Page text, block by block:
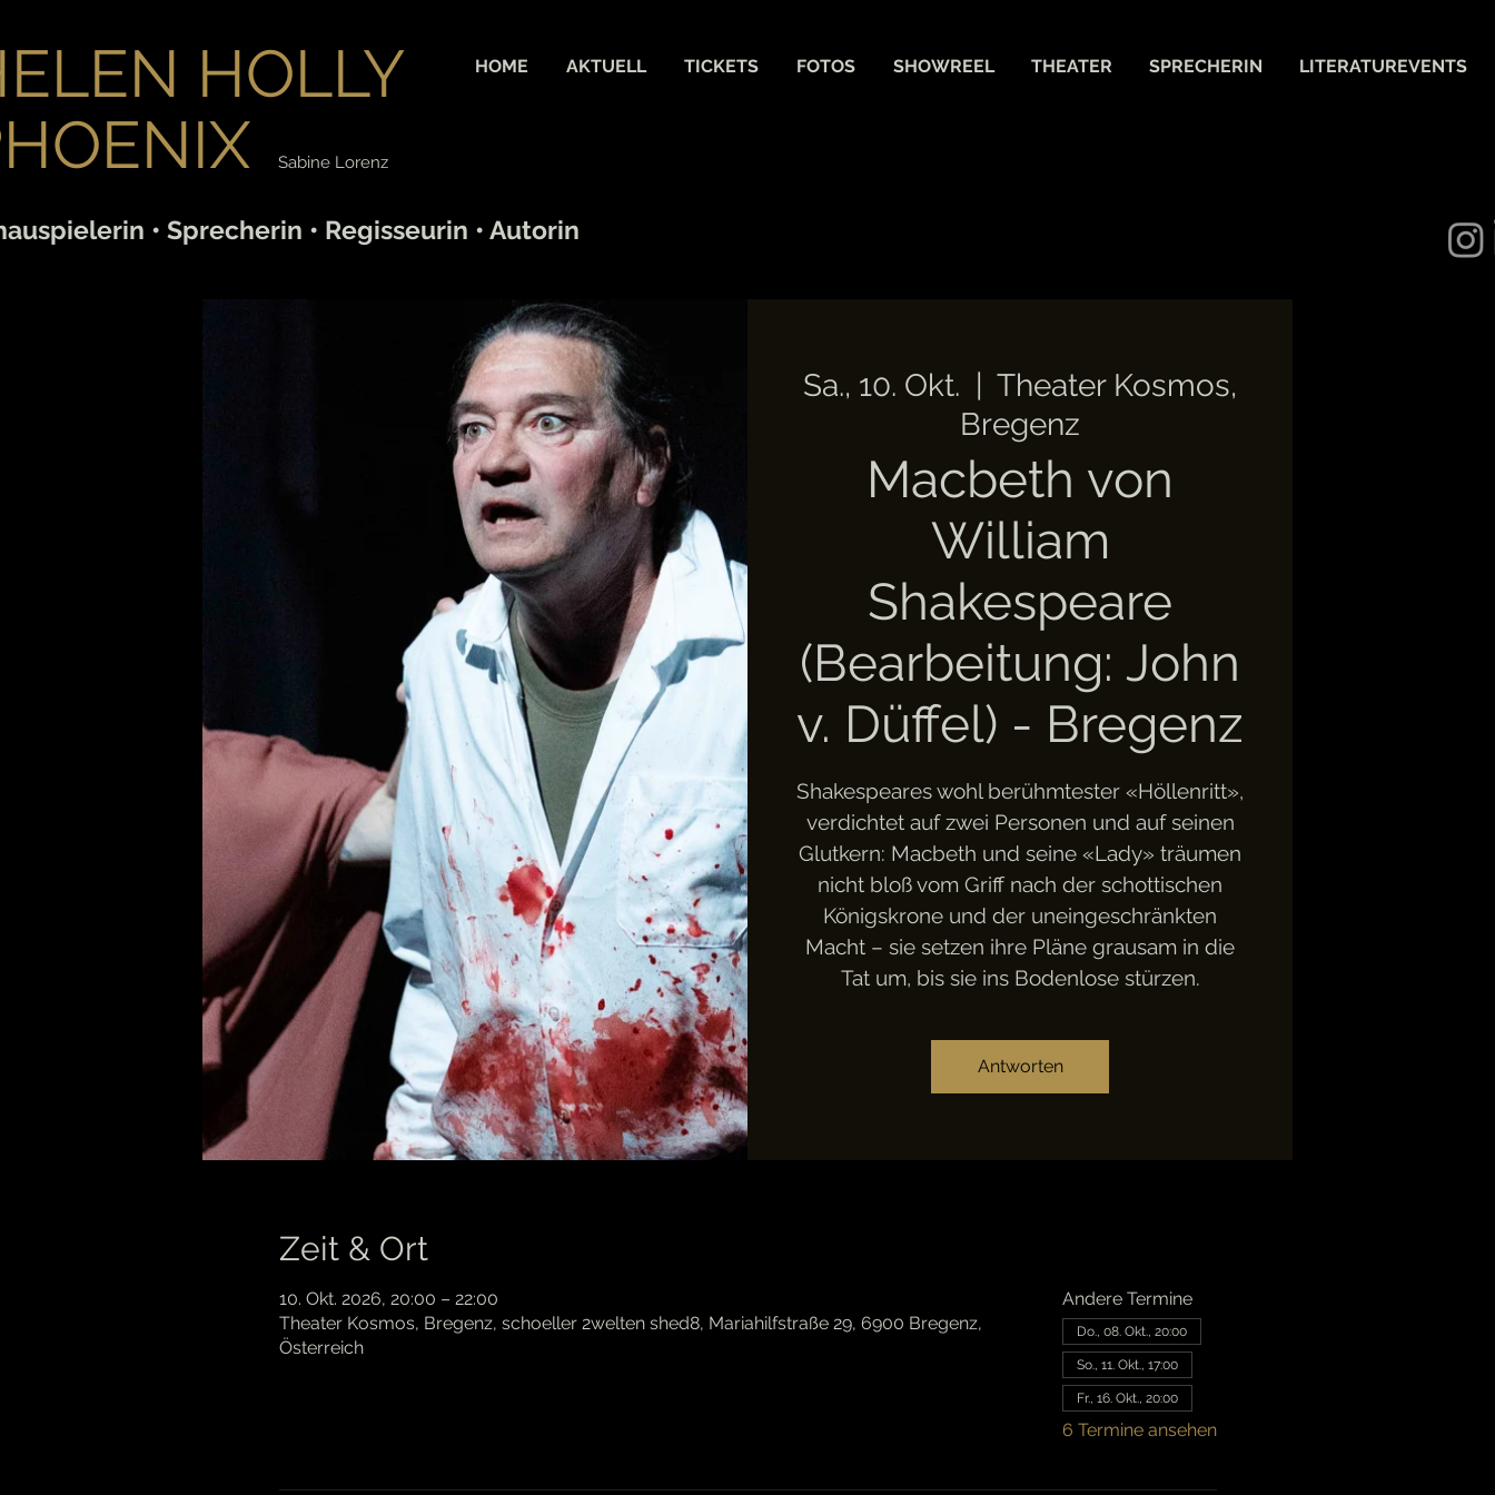
HOLLY
Sabine Lorenz
HOME AKTUELL TICKETS FOTOS SHOWREEL THEATER SPRECHERIN LITERATUREVENTS
• Sprecherin • Regisseurin • Autorin
Sa., 10. Okt.
  |
Theater Kosmos,
Bregenz
Macbeth von
William
Shakespeare
(Bearbeitung: John
v. Düffel) - Bregenz
Shakespeares wohl berühmtester «Höllenritt»,
verdichtet auf zwei Personen und auf seinen
Glutkern: Macbeth und seine «Lady» träumen
nicht bloß vom Griff nach der schottischen
Königskrone und der uneingeschränkten
Macht – sie setzen ihre Pläne grausam in die
Tat um, bis sie ins Bodenlose stürzen.
Antworten
Zeit & Ort
10. Okt. 2026, 20:00 – 22:00
Theater Kosmos, Bregenz, schoeller 2welten shed8, Mariahilfstraße 29, 6900 Bregenz,
Österreich
Andere Termine
Do., 08. Okt., 20:00
So., 11. Okt., 17:00
Fr., 16. Okt., 20:00
6 Termine ansehen